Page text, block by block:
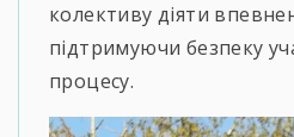
колективу діяти
підтримуючи безпеку
процесу.